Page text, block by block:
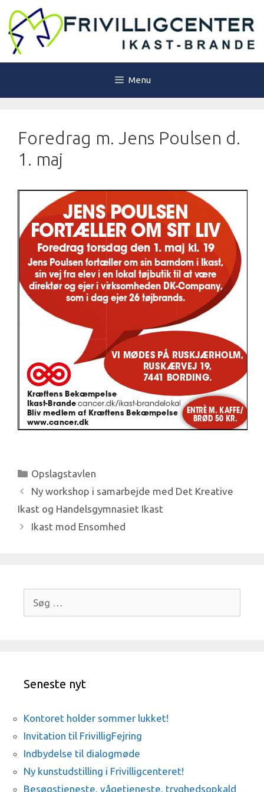
indhold
Menu
Foredrag m. Jens Poulsen d.
1. maj
Kategorier
Opslagstavlen
Ny workshop i samarbejde med Det Kreative
Ikast og Handelsgymnasiet Ikast
Ikast mod Ensomhed
efter:
Seneste nyt
Kontoret holder sommer lukket!
Invitation til FrivilligFejring
Indbydelse til dialogmøde
Ny kunstudstilling i Frivilligcenteret!
Besøgstjeneste, vågetjeneste, tryghedsopkald